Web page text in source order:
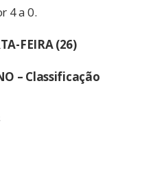
4 a 0.
FEIRA (26)
– Classificação